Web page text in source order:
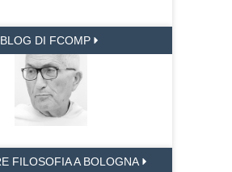
BLOG DI FCOMP
FILOSOFIA A BOLOGNA